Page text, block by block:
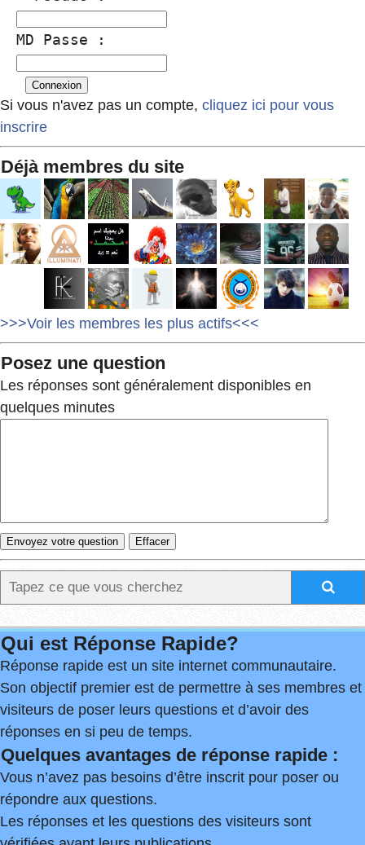
MD Passe :
Si vous n'avez pas un compte, cliquez ici pour vous
inscrire
Déjà membres du site
>>>Voir les membres les plus actifs<<<
Posez une question
Les réponses sont généralement disponibles en
quelques minutes
Qui est Réponse Rapide?
Réponse rapide est un site internet communautaire.
Son objectif premier est de permettre à ses membres et
visiteurs de poser leurs questions et d’avoir des
réponses en si peu de temps.
Quelques avantages de réponse rapide :
Vous n’avez pas besoins d’être inscrit pour poser ou
répondre aux questions.
Les réponses et les questions des visiteurs sont